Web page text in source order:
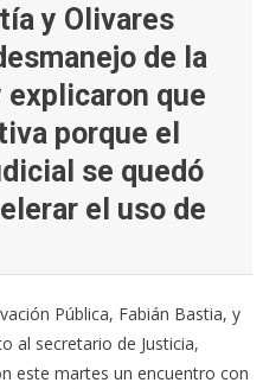
y Olivares
de la
explicaron que
porque el
se quedó
el uso de
Pública, Fabián Bastia, y
al secretario de Justicia,
este martes un encuentro con